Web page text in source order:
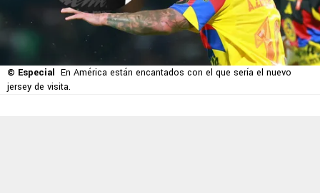
© Especial En América están encantados con el que sería el nuevo
jersey de visita.